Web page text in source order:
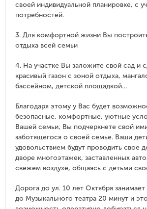
своей индивидуальной планировке, с
потребностей.
3. Для комфортной жизни Вы
отдыха всей семьи
4. На участке Вы заложите свой сад и
красивый газон с зоной отдыха,
бассейном, детской площадкой…
Благодаря этому у Вас будет
безопасные, комфортные, уютные
Вашей семьи, Вы подчеркнете свой
заботящегося о своей семье. Ваши
удовольствием будут проводить свое
дворе многоэтажек, заставленных
свежем воздухе, общаясь с детьми
Дорога до ул. 10 лет Октября занимает
до Музыкального театра 20 минут и